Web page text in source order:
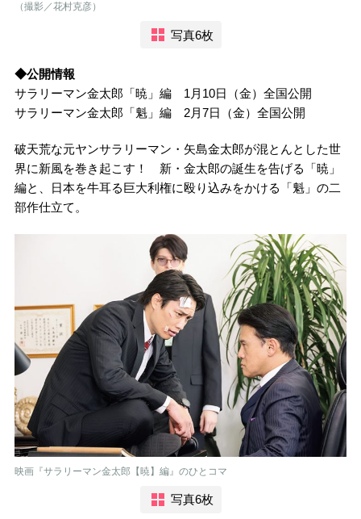
（撮影／花村克彦）
写真6枚
◆公開情報
サラリーマン金太郎「暁」編 1月10日（金）全国公開
サラリーマン金太郎「魁」編 2月7日（金）全国公開
破天荒な元ヤンサラリーマン・矢島金太郎が混とんとした世
界に新風を巻き起こす！ 新・金太郎の誕生を告げる「暁」
編と、日本を牛耳る巨大利権に殴り込みをかける「魁」の二
部作仕立て。
映画『サラリーマン金太郎【暁】編』のひとコマ
写真6枚